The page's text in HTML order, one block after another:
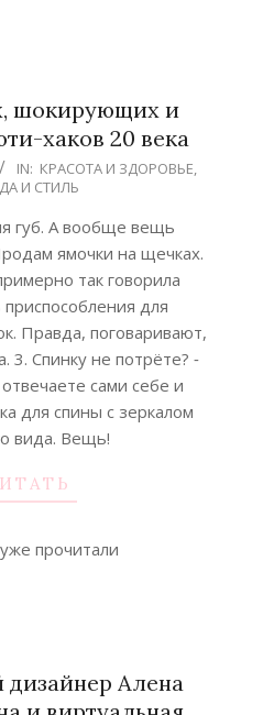
шокирующих и
хаков 20 века
IN: КРАСОТА И ЗДОРОВЬЕ,
И СТИЛЬ
губ. А вообще вещь
ямочки на щечках.
так говорила
для
Правда, поговаривают,
3. Спинку не потрёте? ⁃
сами себе и
для спины с зеркалом
вида. Вещь!
прочитали
Алена